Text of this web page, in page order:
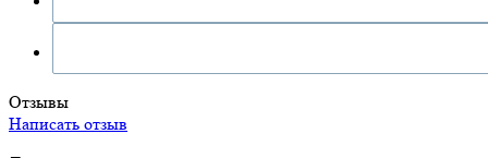
Отзывы
Написать отзыв